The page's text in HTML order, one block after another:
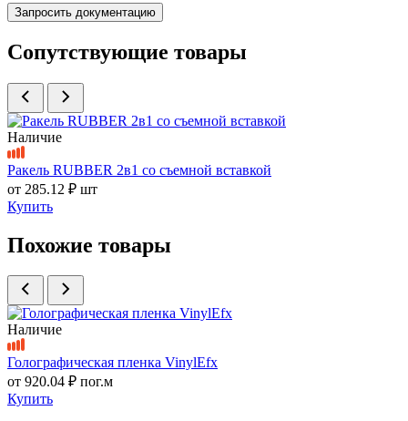
Запросить документацию
Сопутствующие товары
Наличие
Ракель RUBBER 2в1 со съемной вставкой
от 285.12 ₽ шт
Купить
Похожие товары
Наличие
Голографическая пленка VinylEfx
от 920.04 ₽ пог.м
Купить